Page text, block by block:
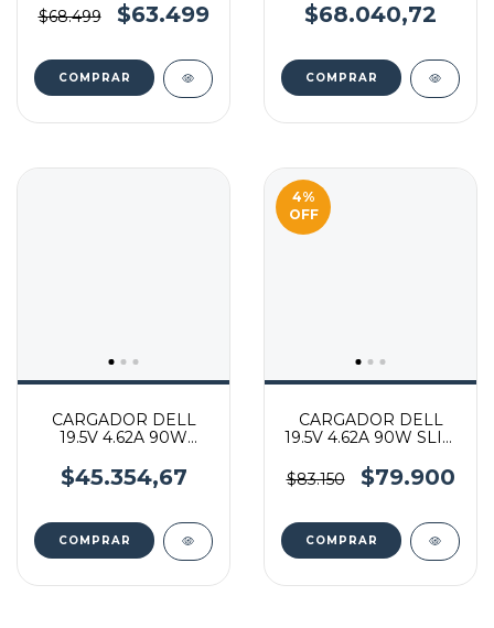
$68.499
$63.499 $68.040,72
CARGADOR DELL
19.5V 4.62A 90W
$45.354,67
4%
OFF
CARGADOR DELL
19.5V 4.62A 90W SLIM
$83.150
$79.900